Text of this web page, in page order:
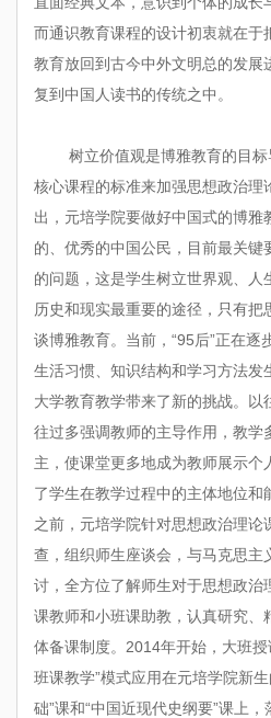
而通识教育课程的设计初衷就在于
教育放回到古今中外文明总的发展
复到中国人读书的传统之中。
树立价值观是博雅教育的目
核心课程的标准来加强思想政治理
出，元培学院要做好中国式的博雅
的、优秀的中国公民，目前最关键
的问题，这是学生树立世界观、人
历史和现实最重要的途径，只有
谈博雅教育。当前，“95后”正在逐
生活习惯、知识结构和学习方法发
大学教育教学带来了新的挑战。以
往过多强调教师的主导作用，教学
主，使课堂更多地成为教师展示个
了学生在教学过程中的主体地位和
之前，元培学院针对思想政治理论
查，组织师生座谈会，与马克思主
讨，全方位了解师生对于思想政治
课教师和小班课助教，认真研究、
体备课制度。2014年开始，大班
班课教学”模式应用在元培学院新
础”课和“中国近现代史纲要”课上